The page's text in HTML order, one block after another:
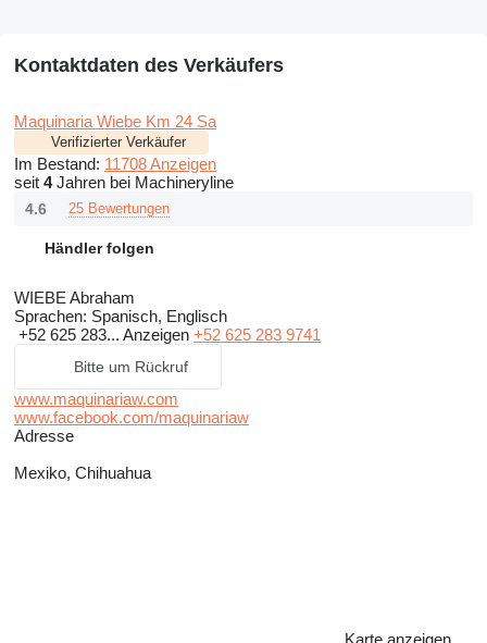
Kontaktdaten des Verkäufers
Maquinaria Wiebe Km 24 Sa
Verifizierter Verkäufer
Im Bestand: 11708 Anzeigen
seit 4Jahren bei Machineryline
4.6 25 Bewertungen
Händler folgen
WIEBE Abraham
Sprachen: Spanisch, Englisch
+52 625 283... Anzeigen +52 625 283 9741
Bitte um Rückruf
www.maquinariaw.com
www.facebook.com/maquinariaw
Adresse
Mexiko, Chihuahua